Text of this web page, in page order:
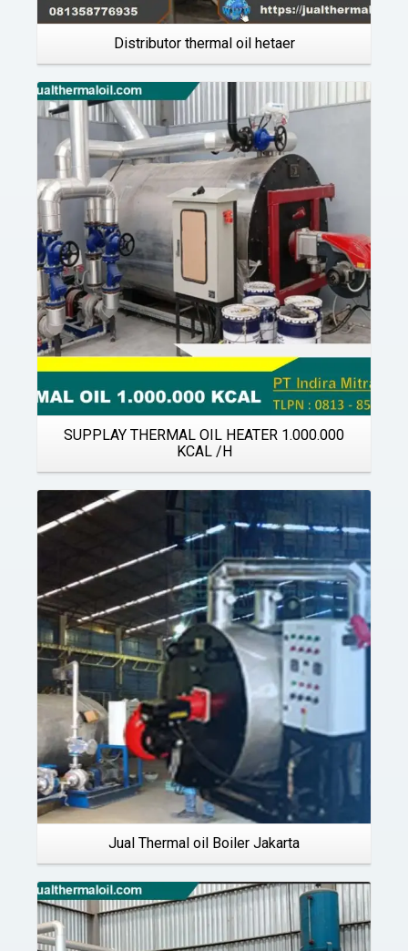
Distributor thermal oil hetaer
SUPPLAY THERMAL OIL HEATER 1.000.000
KCAL /H
Details
Jual Thermal oil Boiler Jakarta